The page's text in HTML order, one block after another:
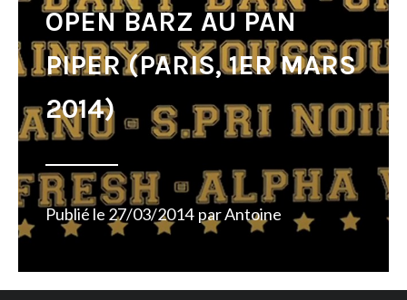
OPEN BARZ AU PAN
PIPER (PARIS, 1ER MARS
2014)
Publié le 27/03/2014 parAntoine